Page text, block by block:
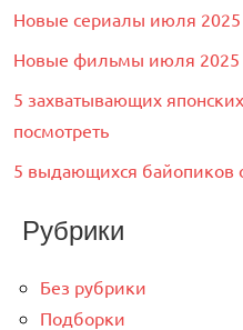
Новые сериалы июля 2025
Новые фильмы июля 2025
5 захватывающих
посмотреть
5 выдающихся байопиков
Рубрики
Без рубрики
Подборки